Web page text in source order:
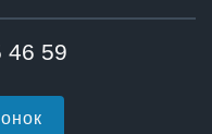
46 59